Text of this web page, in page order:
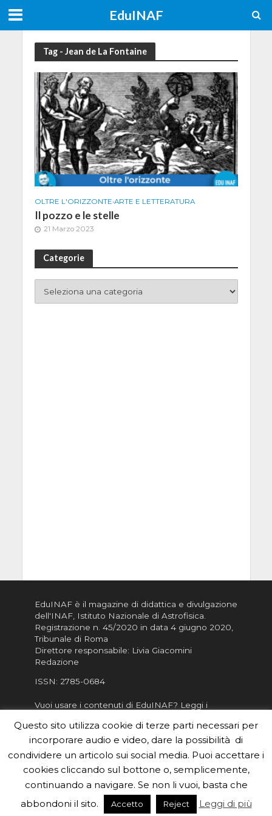
EduINAF
Tag - Jean de La Fontaine
OLTRE L'ORIZZONTE•ARTE E LETTERATURA
Il pozzo e le stelle
21 Marzo 2023
Categorie
EduINAF è il magazine di didattica e divulgazione
dell'INAF, Istituto Nazionale di Astrofisica
Registrazione n. 45/2020 in data 4 giugno 2020,
Tribunale di Roma
Direttore responsabile: Livia Giacomini
Redazione
ISSN: 2785-0684
Vuoi usare i contenuti di EduINAF? Leggi i
Informativa sulla Privacy
Informatva sui Cookie
Per la rubrica de l'Astronomo risponde, per
inviarci le tue foto o i tuoi contributi, scrivici a
redazione.edu [chiocciola] inaf.it oppure
il form
Questo sito utilizza cookie di terze parti necessari per
incorporare audio e video, dare la possibilità di
condividere un articolo sui social media. Puoi accettare i
cookies cliccando sul bottone o, semplicemente,
continuando a navigare. Se non li vuoi, basta che
abbondoni il sito.
Accetto Reject Leggi di più